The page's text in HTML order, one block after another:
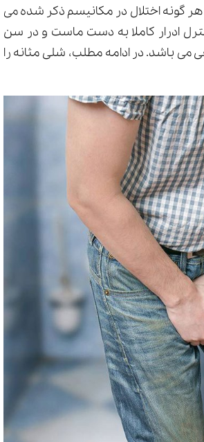
گونه اختلال در مکانیسم ذکر شده می
ادرار کاملا به دست ماست و در سن
می باشد. در ادامه مطلب، شلی مثانه را